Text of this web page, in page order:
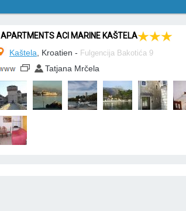
APARTMENTS ACI MARINE KAŠTELA
Kaštela , Kroatien - Fulgencija Bakotića 9
Tatjana Mrčela